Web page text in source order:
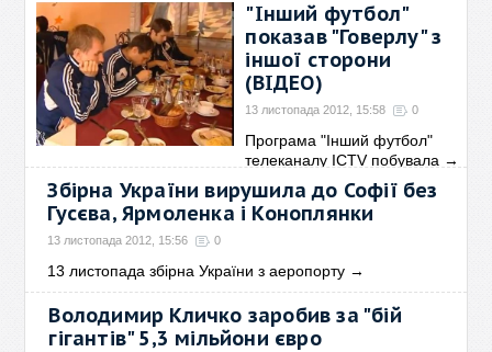
"Інший футбол"
показав "Говерлу" з
іншої сторони
(ВІДЕО)
13 листопада 2012, 15:58 0
Програма "Інший футбол"
телеканалу ICTV побувала →
Збірна України вирушила до Софії без
Гусєва, Ярмоленка і Коноплянки
13 листопада 2012, 15:56 0
13 листопада збірна України з аеропорту →
Володимир Кличко заробив за "бій
гігантів" 5,3 мільйони євро